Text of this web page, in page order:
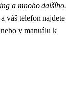
a mnoho dalšího.
váš telefon najdete
v manuálu k